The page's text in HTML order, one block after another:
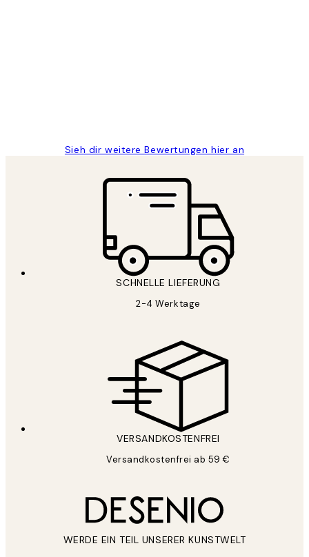
Sieh dir weitere Bewertungen hier an
SCHNELLE LIEFERUNG
2-4 Werktage
VERSANDKOSTENFREI
Versandkostenfrei ab 59 €
WERDE EIN TEIL UNSERER KUNSTWELT